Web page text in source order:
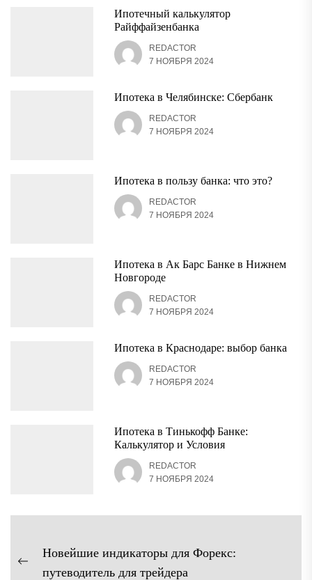
Ипотечный калькулятор
Райффайзенбанка
REDACTOR
7 НОЯБРЯ 2024
Ипотека в Челябинске: Сбербанк
REDACTOR
7 НОЯБРЯ 2024
Ипотека в пользу банка: что это?
REDACTOR
7 НОЯБРЯ 2024
Ипотека в Ак Барс Банке в Нижнем
Новгороде
REDACTOR
7 НОЯБРЯ 2024
Ипотека в Краснодаре: выбор банка
REDACTOR
7 НОЯБРЯ 2024
Ипотека в Тинькофф Банке:
Калькулятор и Условия
REDACTOR
7 НОЯБРЯ 2024
Навигация
поПредыдущая
Новейшие индикаторы для Форекс:
путеводитель для трейдера